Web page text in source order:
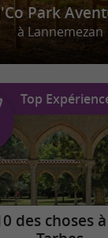
Park
à Lannemezan
Top
des choses